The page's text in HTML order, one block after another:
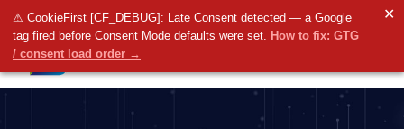
⚠ CookieFirst [CF_DEBUG]: Late Consent detected — a Google
tag fired before Consent Mode defaults were set. How to fix: GTG
/ consent load order →
✕